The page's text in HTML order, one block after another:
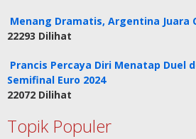
Menang Dramatis, Argentina Juara
22293 Dilihat
Prancis Percaya Diri Menatap Duel
Semifinal Euro 2024
22072 Dilihat
Topik Populer